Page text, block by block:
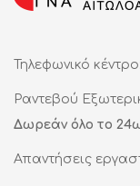
Τηλεφωνικό
Ραντεβού
Δωρεάν όλο το
Απαντήσεις